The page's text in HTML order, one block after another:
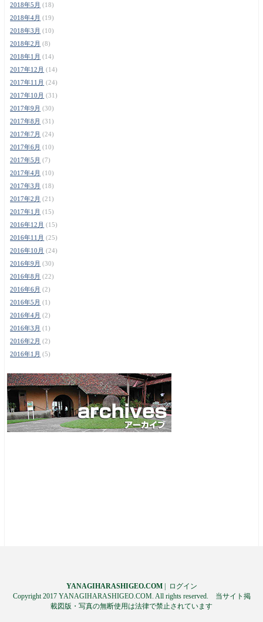
2018年5月 (18)
2018年4月 (19)
2018年3月 (10)
2018年2月 (8)
2018年1月 (14)
2017年12月 (14)
2017年11月 (24)
2017年10月 (31)
2017年9月 (30)
2017年8月 (31)
2017年7月 (24)
2017年6月 (10)
2017年5月 (7)
2017年4月 (10)
2017年3月 (18)
2017年2月 (21)
2017年1月 (15)
2016年12月 (15)
2016年11月 (25)
2016年10月 (24)
2016年9月 (30)
2016年8月 (22)
2016年6月 (2)
2016年5月 (1)
2016年4月 (2)
2016年3月 (1)
2016年2月 (2)
2016年1月 (5)
YANAGIHARASHIGEO.COM|
ログイン
Copyright 2017 YANAGIHARASHIGEO.COM. All rights reserved. 当サイト掲
載図版・写真の無断使用は法律で禁止されています